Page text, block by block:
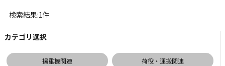
カテゴリ選択
揚重機関連 荷役・運搬関連
検索結果:1件